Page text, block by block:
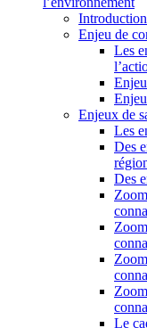
Introduction
Enjeu de
Les
Enjeux de
Les
Des
Des
Le